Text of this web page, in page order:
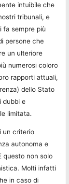
intuibile che
tribunali, e
fa sempre più
persone che
un ulteriore
numerosi coloro
rapporti attuali,
dello Stato
dubbi e
limitata.
un criterio
autonoma e
questo non solo
Molti infatti
in caso di